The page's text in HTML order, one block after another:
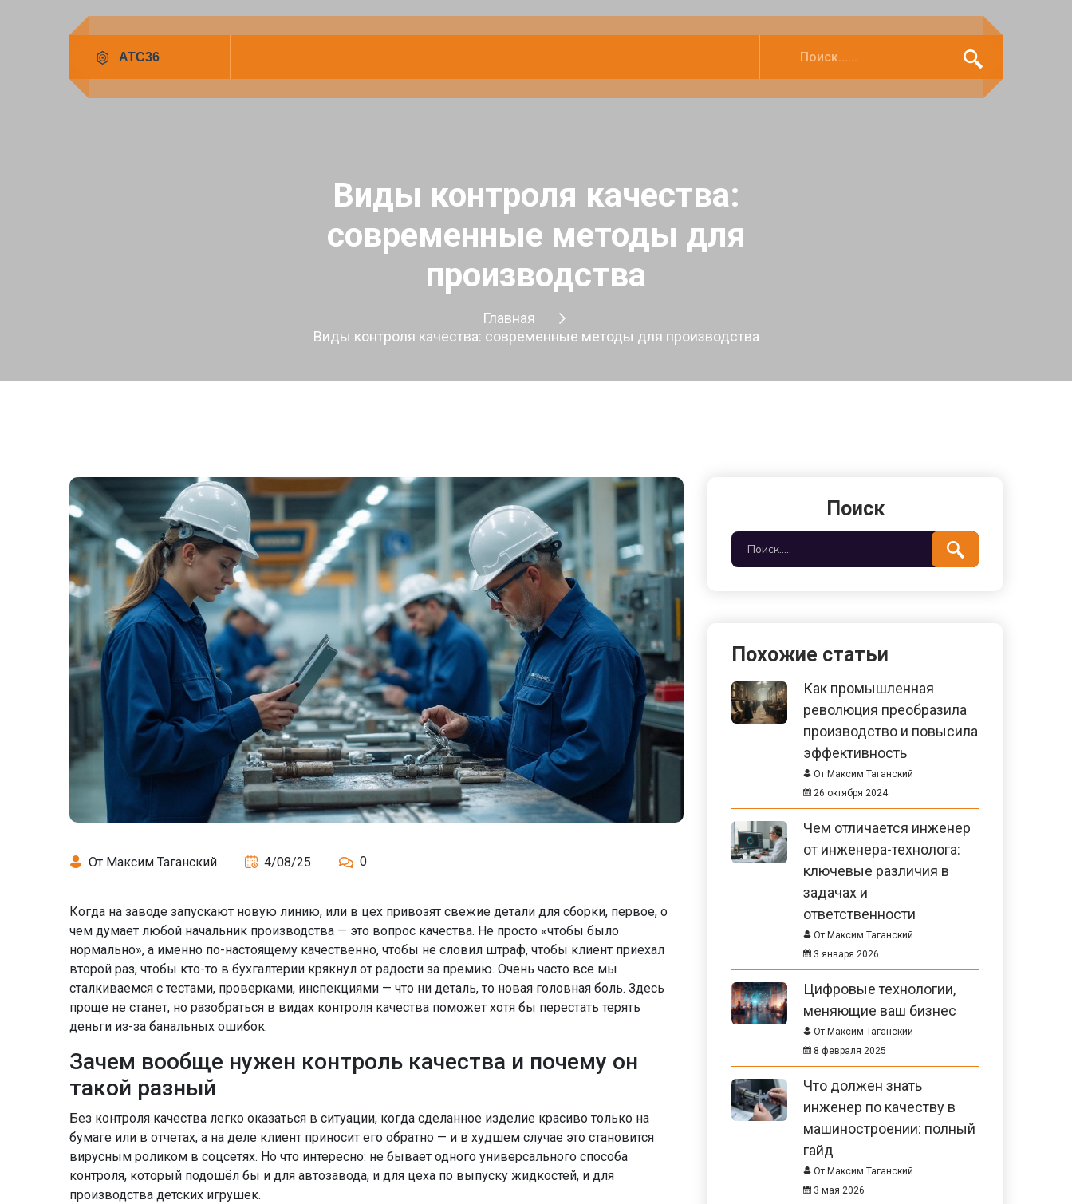
Виды контроля качества:
современные методы для
производства
Главная
Виды контроля качества: современные методы для производства
От Максим Таганский 4/08/25 0
Когда на заводе запускают новую линию, или в цех привозят свежие детали для сборки, первое, о
чем думает любой начальник производства — это вопрос качества. Не просто «чтобы было
нормально», а именно по-настоящему качественно, чтобы не словил штраф, чтобы клиент приехал
второй раз, чтобы кто-то в бухгалтерии крякнул от радости за премию. Очень часто все мы
сталкиваемся с тестами, проверками, инспекциями — что ни деталь, то новая головная боль. Здесь
проще не станет, но разобраться в видах контроля качества поможет хотя бы перестать терять
деньги из-за банальных ошибок.
Зачем вообще нужен контроль качества и почему он
такой разный
Без контроля качества легко оказаться в ситуации, когда сделанное изделие красиво только на
бумаге или в отчетах, а на деле клиент приносит его обратно — и в худшем случае это становится
вирусным роликом в соцсетях. Но что интересно: не бывает одного универсального способа
контроля, который подошёл бы и для автозавода, и для цеха по выпуску жидкостей, и для
производства детских игрушек.
Поиск
Похожие статьи
Как промышленная
революция преобразила
производство и повысила
эффективность
От Максим Таганский
26 октября 2024
Чем отличается инженер
от инженера-технолога:
ключевые различия в
задачах и
ответственности
От Максим Таганский
3 января 2026
Цифровые технологии,
меняющие ваш бизнес
От Максим Таганский
8 февраля 2025
Что должен знать
инженер по качеству в
машиностроении: полный
гайд
От Максим Таганский
3 мая 2026